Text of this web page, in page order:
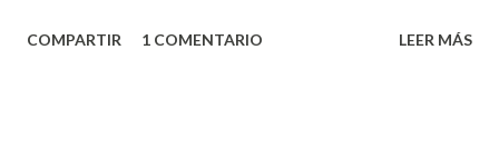
partes de ti que jamás hubieras imaginado. El problema es
COMPARTIR 1 COMENTARIO LEER MÁS